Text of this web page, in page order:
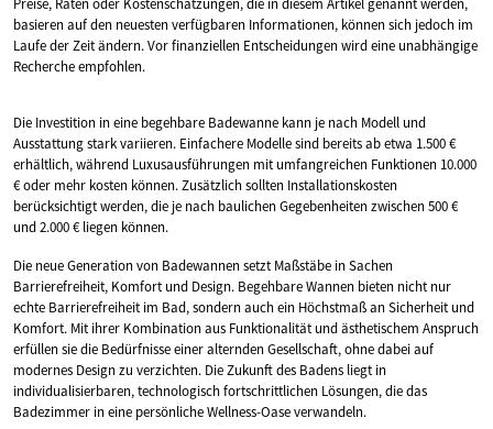
Preise, Raten oder Kostenschätzungen, die in diesem Artikel genannt werden,
basieren auf den neuesten verfügbaren Informationen, können sich jedoch im
Laufe der Zeit ändern. Vor finanziellen Entscheidungen wird eine unabhängige
Recherche empfohlen.
Die Investition in eine begehbare Badewanne kann je nach Modell und
Ausstattung stark variieren. Einfachere Modelle sind bereits ab etwa 1.500 €
erhältlich, während Luxusausführungen mit umfangreichen Funktionen 10.000
€ oder mehr kosten können. Zusätzlich sollten Installationskosten
berücksichtigt werden, die je nach baulichen Gegebenheiten zwischen 500 €
und 2.000 € liegen können.
Die neue Generation von Badewannen setzt Maßstäbe in Sachen
Barrierefreiheit, Komfort und Design. Begehbare Wannen bieten nicht nur
echte Barrierefreiheit im Bad, sondern auch ein Höchstmaß an Sicherheit und
Komfort. Mit ihrer Kombination aus Funktionalität und ästhetischem Anspruch
erfüllen sie die Bedürfnisse einer alternden Gesellschaft, ohne dabei auf
modernes Design zu verzichten. Die Zukunft des Badens liegt in
individualisierbaren, technologisch fortschrittlichen Lösungen, die das
Badezimmer in eine persönliche Wellness-Oase verwandeln.